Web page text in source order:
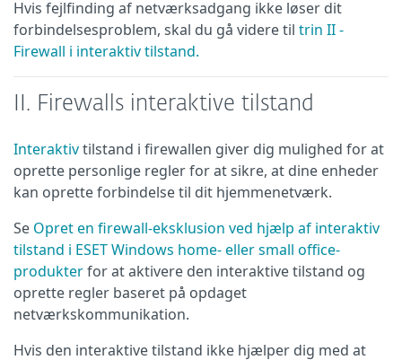
Hvis fejlfinding af netværksadgang ikke løser dit
forbindelsesproblem, skal du gå videre til trin II -
Firewall i interaktiv tilstand.
II. Firewalls interaktive tilstand
Interaktivtilstand i firewallen giver dig mulighed for at
oprette personlige regler for at sikre, at dine enheder
kan oprette forbindelse til dit hjemmenetværk.
Se Opret en firewall-eksklusion ved hjælp af interaktiv
tilstand i ESET Windows home- eller small office-
produkterfor at aktivere den interaktive tilstand og
oprette regler baseret på opdaget
netværkskommunikation.
Hvis den interaktive tilstand ikke hjælper dig med at